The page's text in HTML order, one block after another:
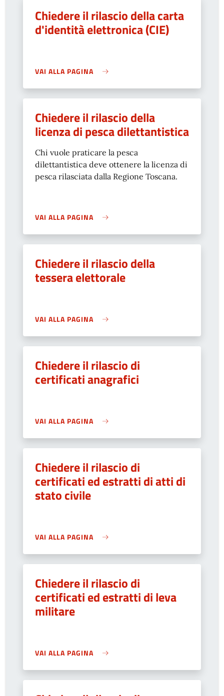
Chiedere il rilascio della carta
d'identità elettronica (CIE)
VAI ALLA PAGINA
Chiedere il rilascio della
licenza di pesca dilettantistica
Chi vuole praticare la pesca
dilettantistica deve ottenere la licenza di
pesca rilasciata dalla Regione Toscana.
VAI ALLA PAGINA
Chiedere il rilascio della
tessera elettorale
VAI ALLA PAGINA
Chiedere il rilascio di
certificati anagrafici
VAI ALLA PAGINA
Chiedere il rilascio di
certificati ed estratti di atti di
stato civile
VAI ALLA PAGINA
Chiedere il rilascio di
certificati ed estratti di leva
militare
VAI ALLA PAGINA